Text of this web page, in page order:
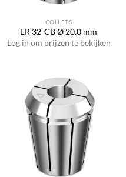
COLLETS
ER 32-CB Ø 20.0 mm
Log in om prijzen te bekijken